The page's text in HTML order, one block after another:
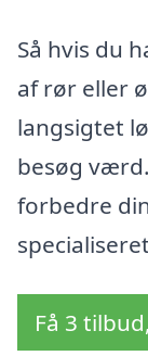
Så hvis du
af rør eller
langsigtet
besøg
forbedre
Få 3